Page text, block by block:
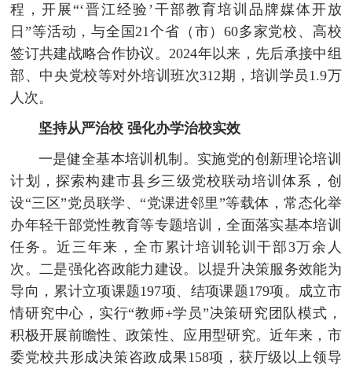
程，开展“‘晋江经验’干部教育培训品牌媒体开放
日”等活动，与全国21个省（市）60多家党校、高校
签订共建战略合作协议。2024年以来，先后承接中组
部、中央党校等对外培训班次312期，培训学员1.9万
人次。
坚持从严治校 强化办学治校实效
一是健全基本培训机制。实施党的创新理论培训
计划，探索构建市县乡三级党校联动培训体系，创
设“三区”党员联学、“党课进邻里”等载体，常态化举
办年轻干部党性教育等专题培训，全面落实基本培训
任务。近三年来，全市累计培训轮训干部3万余人
次。二是强化咨政能力建设。以提升决策服务效能为
导向，累计立项课题197项、结项课题179项。成立市
情研究中心，实行“教师+学员”决策研究团队模式，
积极开展前瞻性、政策性、应用型研究。近年来，市
委党校共形成决策咨政成果158项，获厅级以上领导